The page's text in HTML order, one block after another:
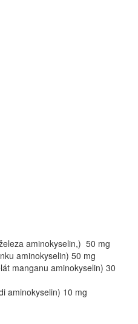
aminokyselin,) 50 mg
aminokyselin) 50 mg
manganu aminokyselin) 30
aminokyselin) 10 mg